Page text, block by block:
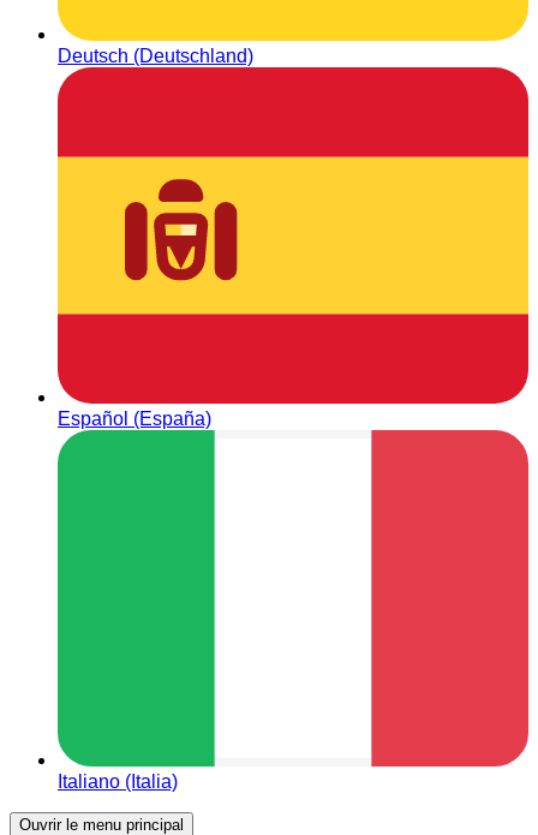
Deutsch (Deutschland)
Español (España)
Italiano (Italia)
Ouvrir le menu principal